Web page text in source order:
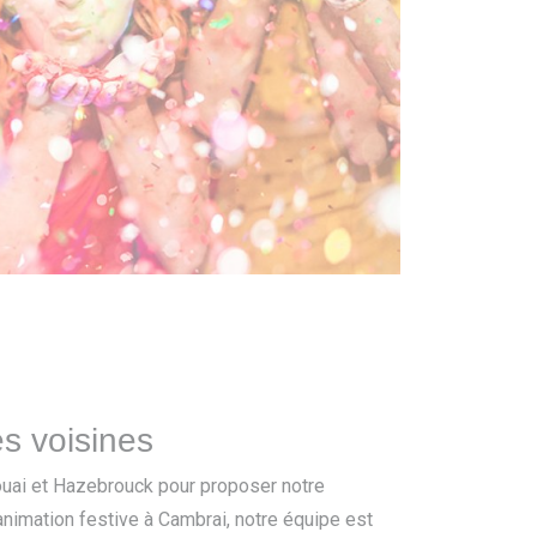
voisines
et Hazebrouck pour proposer notre
festive à Cambrai, notre équipe est